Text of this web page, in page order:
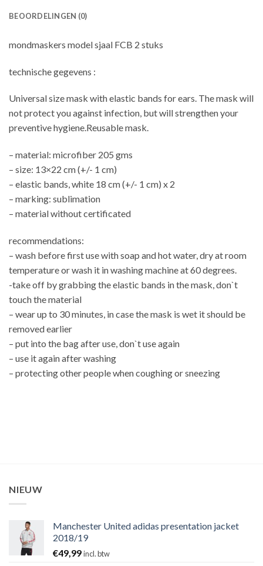
BEOORDELINGEN (0)
mondmaskers model sjaal FCB 2 stuks
technische gegevens :
Universal size mask with elastic bands for ears. The mask will
not protect you against infection, but will strengthen your
preventive hygiene.Reusable mask.
– material: microfiber 205 gms
– size: 13×22 cm (+/- 1 cm)
– elastic bands, white 18 cm (+/- 1 cm) x 2
– marking: sublimation
– material without certificated
recommendations:
– wash before first use with soap and hot water, dry at room
temperature or wash it in washing machine at 60 degrees.
-take off by grabbing the elastic bands in the mask, don`t
touch the material
– wear up to 30 minutes, in case the mask is wet it should be
removed earlier
– put into the bag after use, don`t use again
– use it again after washing
– protecting other people when coughing or sneezing
NIEUW
Manchester United adidas presentation jacket
2018/19
€49,99incl. btw